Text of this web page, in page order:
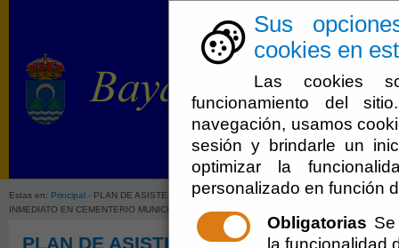
Sus
cookies en
Las cookies
funcionamiento del
navegación, usamos
sesión y brindarle un
optimizar la
personalizado en función
Obligatorias
la funcionalidad
Estas en: Principal - PLAN DE ASISTENCIA ECONOMICA DE CEMENTERIOS (PCEM) 2024-
INMEDIATO EN CEMENTERIO MUNICIPAL DE BAYARQUE
PLAN DE ASISTENCIA ECONOMICA DE